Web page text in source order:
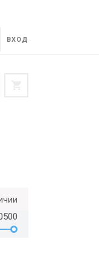
ВХОД